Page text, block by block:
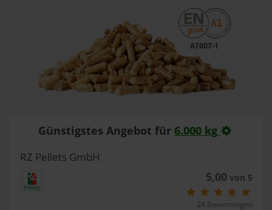
AT007-1
Günstigstes Angebot für 6.000 kg
RZ Pellets GmbH
5,00 von 5
24 Bewertungen